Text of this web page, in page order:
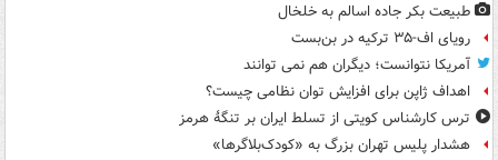
طبیعت بکر جاده اسالم به خلخال
رویای اف-۳۵ ترکیه در بن‌بست
آمریکا نتوانست؛ دیگران هم نمی توانند
اهداف ژاپن برای افزایش توان نظامی چیست؟
ترس کارشناس کویتی از تسلط ایران بر تنگۀ هرمز
هشدار پلیس تهران بزرگ به «کودک‌بلاگرها»